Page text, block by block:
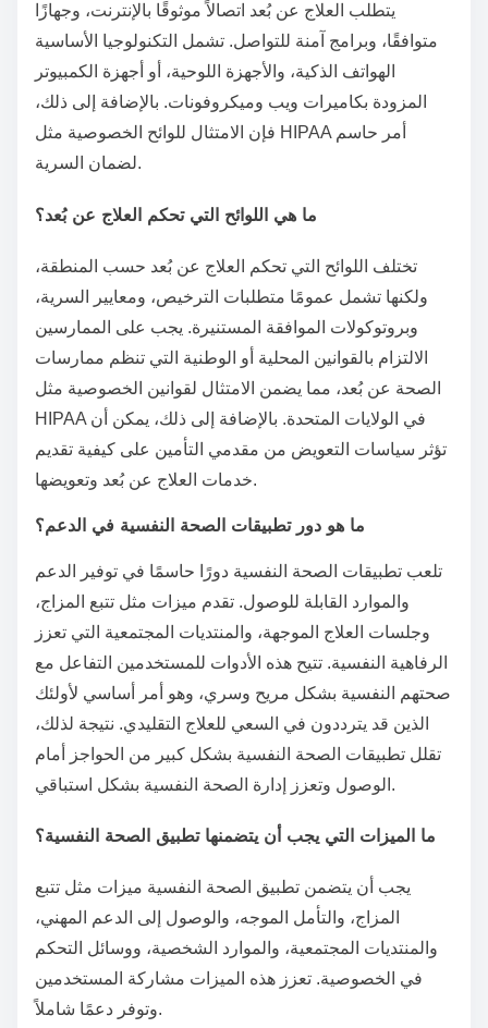
يتطلب العلاج عن بُعد اتصالاً موثوقًا بالإنترنت، وجهازًا
متوافقًا، وبرامج آمنة للتواصل. تشمل التكنولوجيا الأساسية
الهواتف الذكية، والأجهزة اللوحية، أو أجهزة الكمبيوتر
المزودة بكاميرات ويب وميكروفونات. بالإضافة إلى ذلك،
فإن الامتثال للوائح الخصوصية مثل HIPAA أمر حاسم
لضمان السرية.
ما هي اللوائح التي تحكم العلاج عن بُعد؟
تختلف اللوائح التي تحكم العلاج عن بُعد حسب المنطقة،
ولكنها تشمل عمومًا متطلبات الترخيص، ومعايير السرية،
وبروتوكولات الموافقة المستنيرة. يجب على الممارسين
الالتزام بالقوانين المحلية أو الوطنية التي تنظم ممارسات
الصحة عن بُعد، مما يضمن الامتثال لقوانين الخصوصية مثل
HIPAA في الولايات المتحدة. بالإضافة إلى ذلك، يمكن أن
تؤثر سياسات التعويض من مقدمي التأمين على كيفية تقديم
خدمات العلاج عن بُعد وتعويضها.
ما هو دور تطبيقات الصحة النفسية في الدعم؟
تلعب تطبيقات الصحة النفسية دورًا حاسمًا في توفير الدعم
والموارد القابلة للوصول. تقدم ميزات مثل تتبع المزاج،
وجلسات العلاج الموجهة، والمنتديات المجتمعية التي تعزز
الرفاهية النفسية. تتيح هذه الأدوات للمستخدمين التفاعل مع
صحتهم النفسية بشكل مريح وسري، وهو أمر أساسي لأولئك
الذين قد يترددون في السعي للعلاج التقليدي. نتيجة لذلك،
تقلل تطبيقات الصحة النفسية بشكل كبير من الحواجز أمام
الوصول وتعزز إدارة الصحة النفسية بشكل استباقي.
ما الميزات التي يجب أن يتضمنها تطبيق الصحة النفسية؟
يجب أن يتضمن تطبيق الصحة النفسية ميزات مثل تتبع
المزاج، والتأمل الموجه، والوصول إلى الدعم المهني،
والمنتديات المجتمعية، والموارد الشخصية، ووسائل التحكم
في الخصوصية. تعزز هذه الميزات مشاركة المستخدمين
وتوفر دعمًا شاملاً.